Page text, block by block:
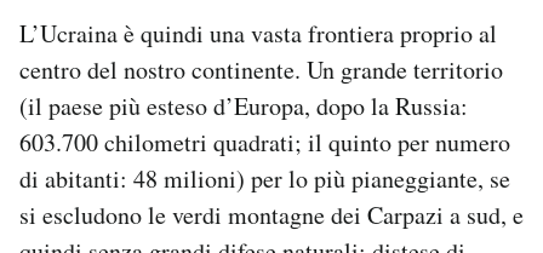
L’Ucraina è quindi una vasta frontiera proprio al
centro del nostro continente. Un grande territorio
(il paese più esteso d’Europa, dopo la Russia:
603.700 chilometri quadrati; il quinto per numero
di abitanti: 48 milioni) per lo più pianeggiante, se
si escludono le verdi montagne dei Carpazi a sud, e